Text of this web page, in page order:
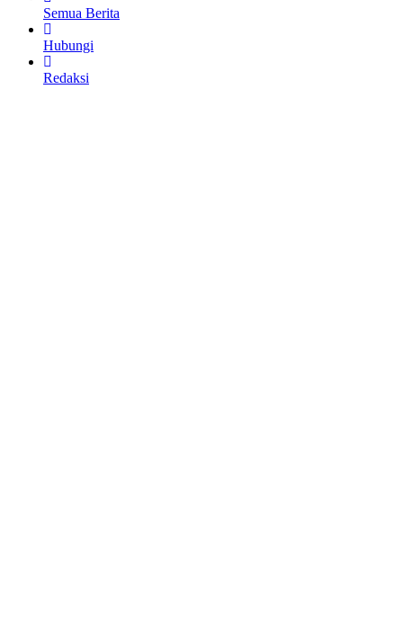
Semua Berita
Hubungi
Redaksi